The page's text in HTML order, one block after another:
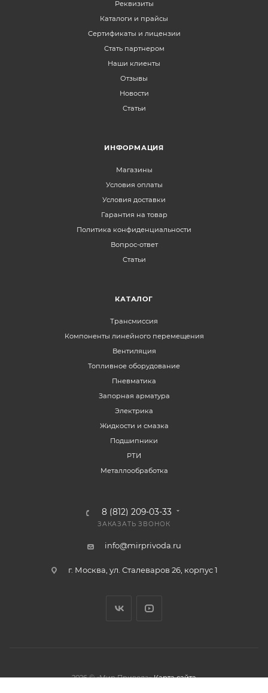
Реквизиты
Каталоги и прайсы
Сертификаты и лицензии
Стать партнером
Наши клиенты
Отзывы
Новости
Статьи
ИНФОРМАЦИЯ
Магазины
Условия оплаты
Условия доставки
Гарантия на товар
Политика конфиденциальности
Вопрос-ответ
Статьи
КАТАЛОГ
Трансмиссия
Компоненты линейного перемещения
Вентиляция
Топливное оборудование
Пневматика
Запорная арматура
Электрика
Жидкости и смазка
Подшипники
РТИ
Металлообработка
8 (812) 209-03-33
ЗАКАЗАТЬ ЗВОНОК
info@mirprivoda.ru
г. Москва, ул. Сталеваров 26, корпус 1
2026 © «Мир Привода» Карта сайта